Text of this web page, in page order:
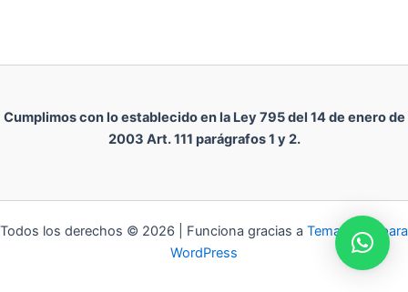
Cumplimos con lo establecido en la Ley 795 del 14 de enero de
2003 Art. 111 parágrafos 1 y 2.
Todos los derechos © 2026 | Funciona gracias a Tema Astra para
WordPress